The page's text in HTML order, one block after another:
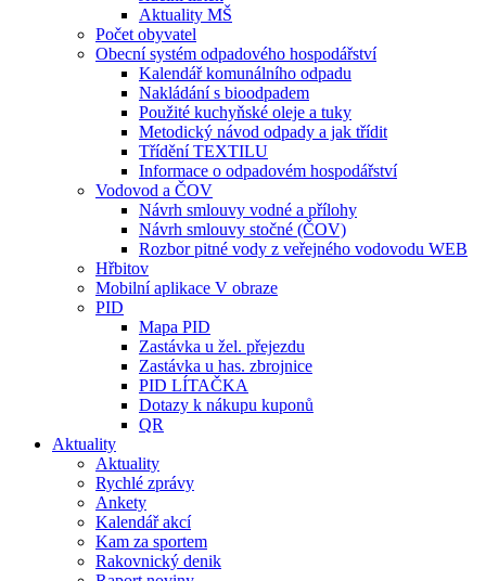
Aktuality MŠ
Počet obyvatel
Obecní systém odpadového hospodářství
Kalendář komunálního odpadu
Nakládání s bioodpadem
Použité kuchyňské oleje a tuky
Metodický návod odpady a jak třídit
Třídění TEXTILU
Informace o odpadovém hospodářství
Vodovod a ČOV
Návrh smlouvy vodné a přílohy
Návrh smlouvy stočné (ČOV)
Rozbor pitné vody z veřejného vodovodu WEB
Hřbitov
Mobilní aplikace V obraze
PID
Mapa PID
Zastávka u žel. přejezdu
Zastávka u has. zbrojnice
PID LÍTAČKA
Dotazy k nákupu kuponů
QR
Aktuality
Aktuality
Rychlé zprávy
Ankety
Kalendář akcí
Kam za sportem
Rakovnický denik